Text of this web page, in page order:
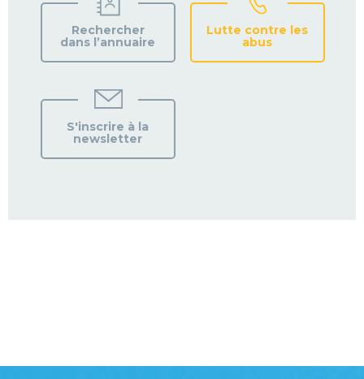
Rechercher
dans l’annuaire
Lutte contre les
abus
S'inscrire à la
newsletter